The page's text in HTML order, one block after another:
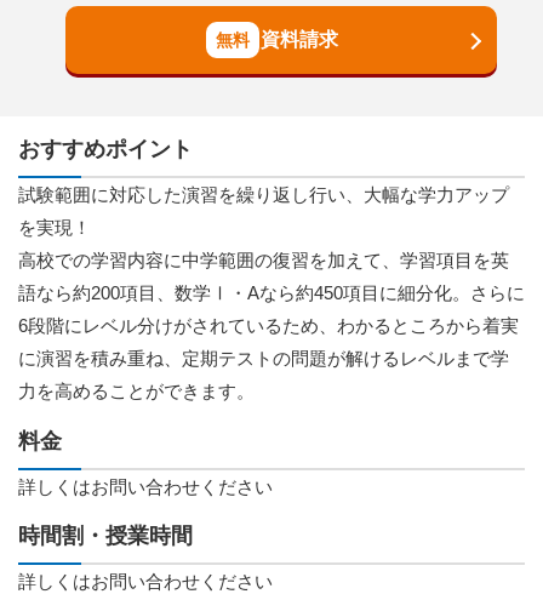
資料請求
おすすめポイント
試験範囲に対応した演習を繰り返し行い、大幅な学力アップ
を実現！
高校での学習内容に中学範囲の復習を加えて、学習項目を英
語なら約200項目、数学Ⅰ・Aなら約450項目に細分化。さらに
6段階にレベル分けがされているため、わかるところから着実
に演習を積み重ね、定期テストの問題が解けるレベルまで学
力を高めることができます。
料金
詳しくはお問い合わせください
時間割・授業時間
詳しくはお問い合わせください